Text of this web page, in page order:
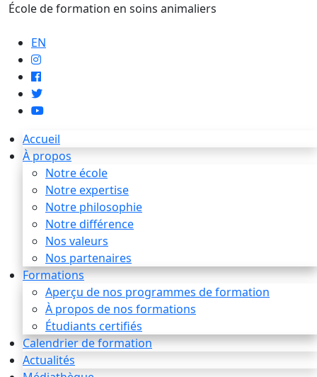
École de formation en soins animaliers
EN
Accueil
À propos
Notre école
Notre expertise
Notre philosophie
Notre différence
Nos valeurs
Nos partenaires
Formations
Aperçu de nos programmes de formation
À propos de nos formations
Étudiants certifiés
Calendrier de formation
Actualités